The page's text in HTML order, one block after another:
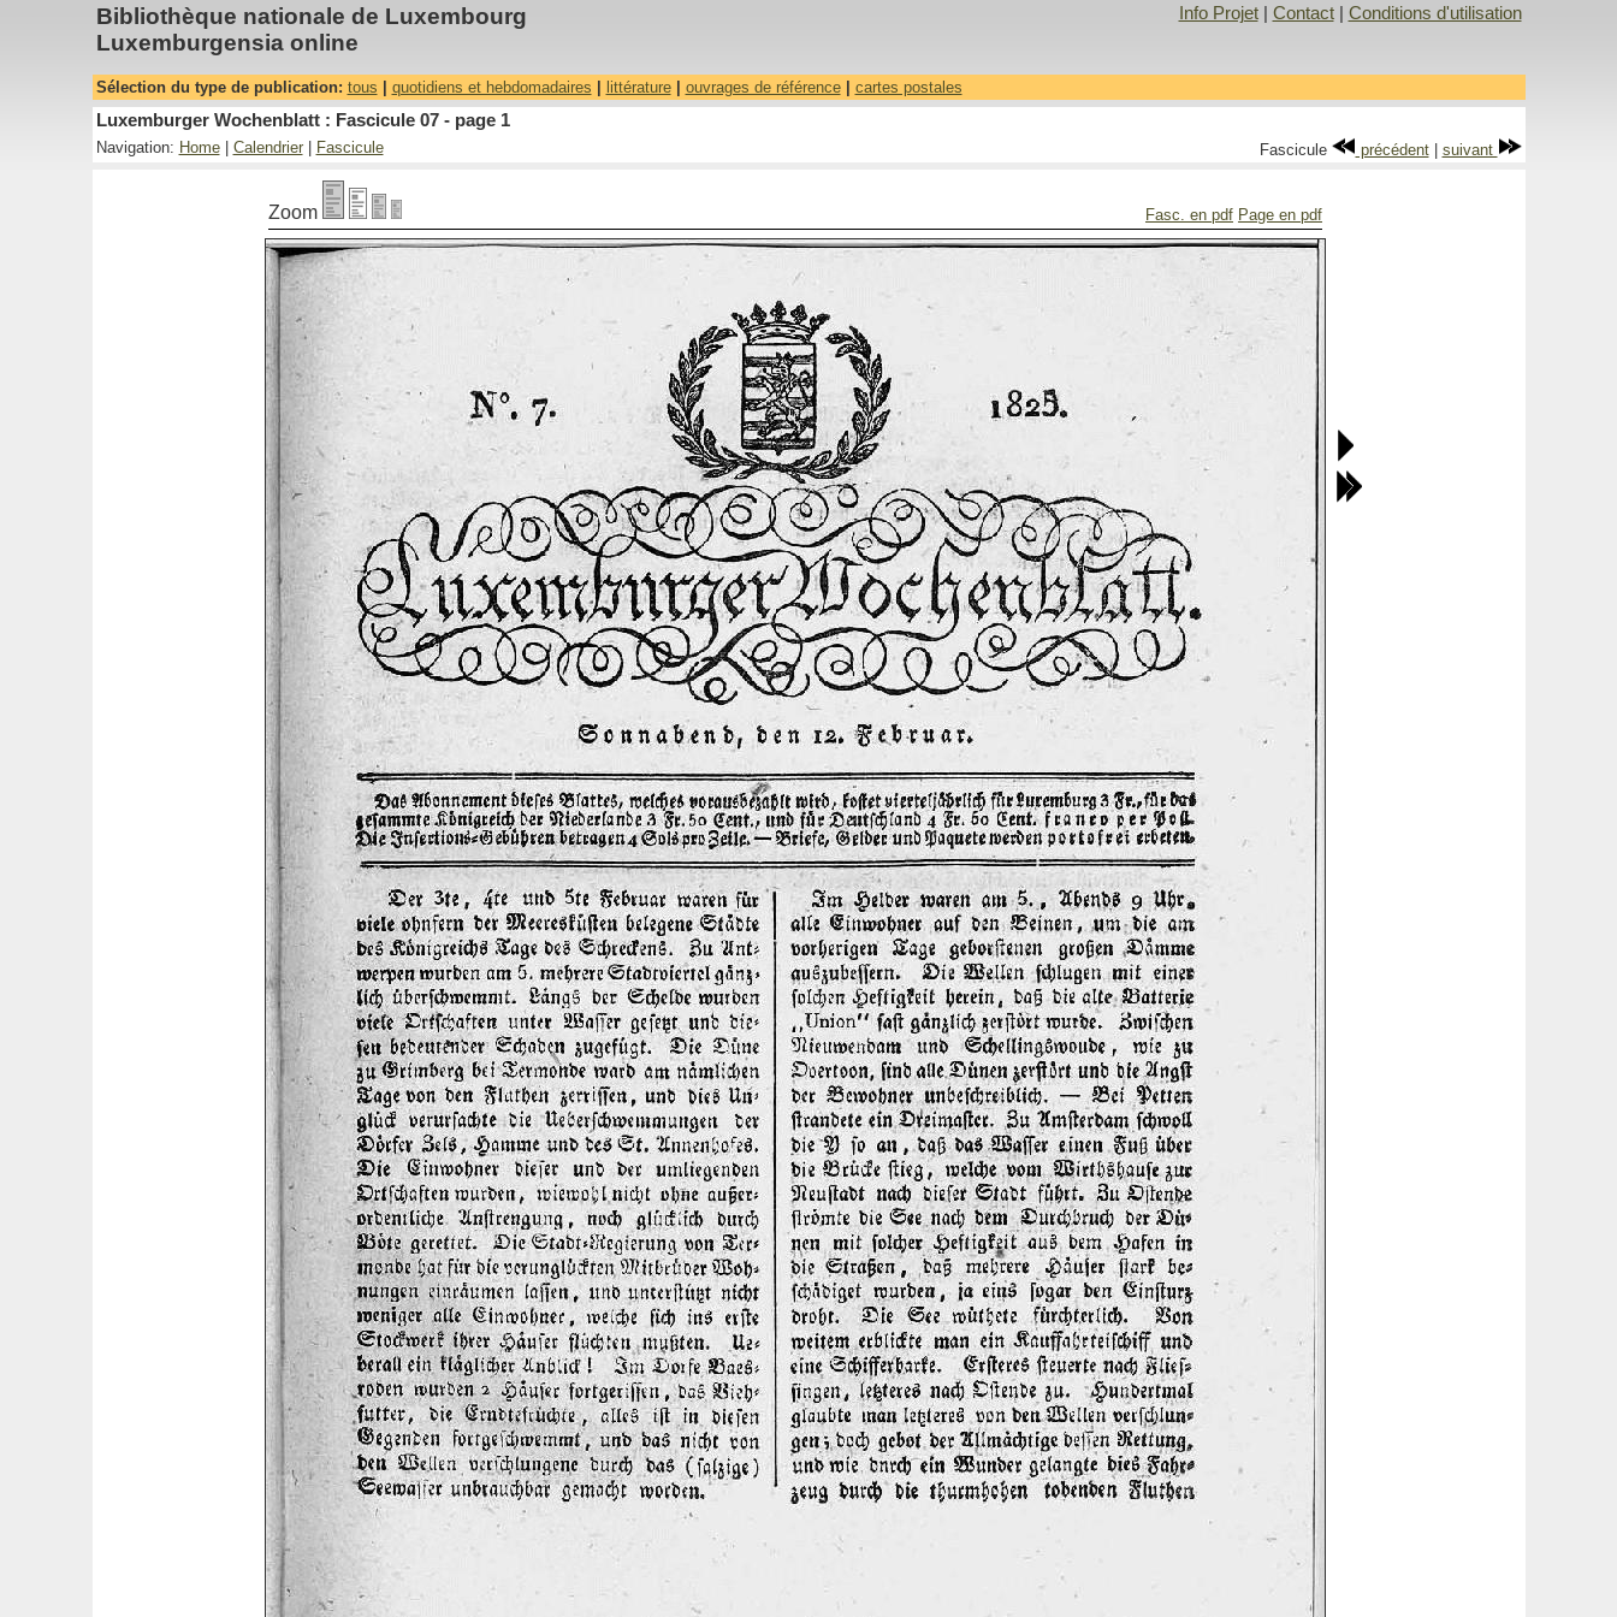
Bibliothèque nationale de Luxembourg
Luxemburgensia online
Info Projet| Contact| Conditions d'utilisation
Sélection du type de publication: tous quotidiens et hebdomadaires littérature| ouvrages de référence| cartes postales
Luxemburger Wochenblatt : Fascicule 07 - page 1
Navigation: Home| Calendrier| Fascicule Fascicule précédent| suivant
Zoom Fasc. en pdf Page en pdf